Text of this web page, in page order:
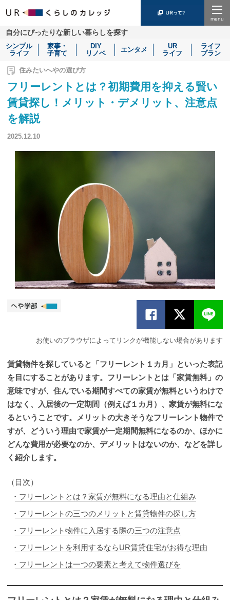
自分にぴったりな新しい暮らしを探す
シンプル
ライフ
家事・
子育て
DIY
リノベ
エンタメ
UR
ライフ
ライフ
プラン
住みたいへやの選び方
フリーレントとは？初期費用を抑える賢い
賃貸探し！メリット・デメリット、注意点
を解説
2025.12.10
お使いのブラウザによってリンクが機能しない場合があります
賃貸物件を探していると「フリーレント１カ月」といった表記
を目にすることがあります。フリーレントとは「家賃無料」の
意味ですが、住んでいる期間すべての家賃が無料というわけで
はなく、入居後の一定期間（例えば１カ月）、家賃が無料にな
るということです。メリットの大きそうなフリーレント物件で
すが、どういう理由で家賃が一定期間無料になるのか、ほかに
どんな費用が必要なのか、デメリットはないのか、などを詳し
く紹介します。
（目次）
フリーレントとは？家賃が無料になる理由と仕組み
フリーレントの三つのメリットと賃貸物件の探し方
フリーレント物件に入居する際の三つの注意点
フリーレントを利用するならUR賃貸住宅がお得な理由
フリーレントは一つの要素と考えて物件選びを